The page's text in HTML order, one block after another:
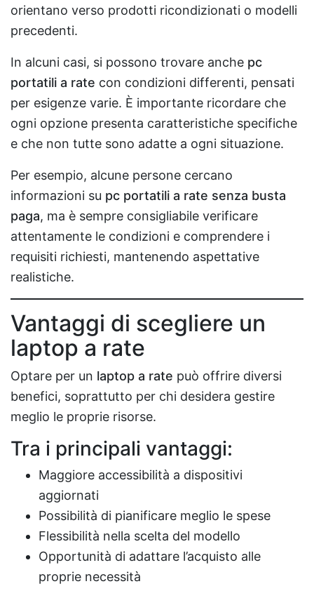
orientano verso prodotti ricondizionati o modelli
precedenti.
In alcuni casi, si possono trovare anche pc
portatili a rate con condizioni differenti, pensati
per esigenze varie. È importante ricordare che
ogni opzione presenta caratteristiche specifiche
e che non tutte sono adatte a ogni situazione.
Per esempio, alcune persone cercano
informazioni su pc portatili a rate senza busta
paga, ma è sempre consigliabile verificare
attentamente le condizioni e comprendere i
requisiti richiesti, mantenendo aspettative
realistiche.
Vantaggi di scegliere un
laptop a rate
Optare per un laptop a rate può offrire diversi
benefici, soprattutto per chi desidera gestire
meglio le proprie risorse.
Tra i principali vantaggi:
Maggiore accessibilità a dispositivi
aggiornati
Possibilità di pianificare meglio le spese
Flessibilità nella scelta del modello
Opportunità di adattare l’acquisto alle
proprie necessità